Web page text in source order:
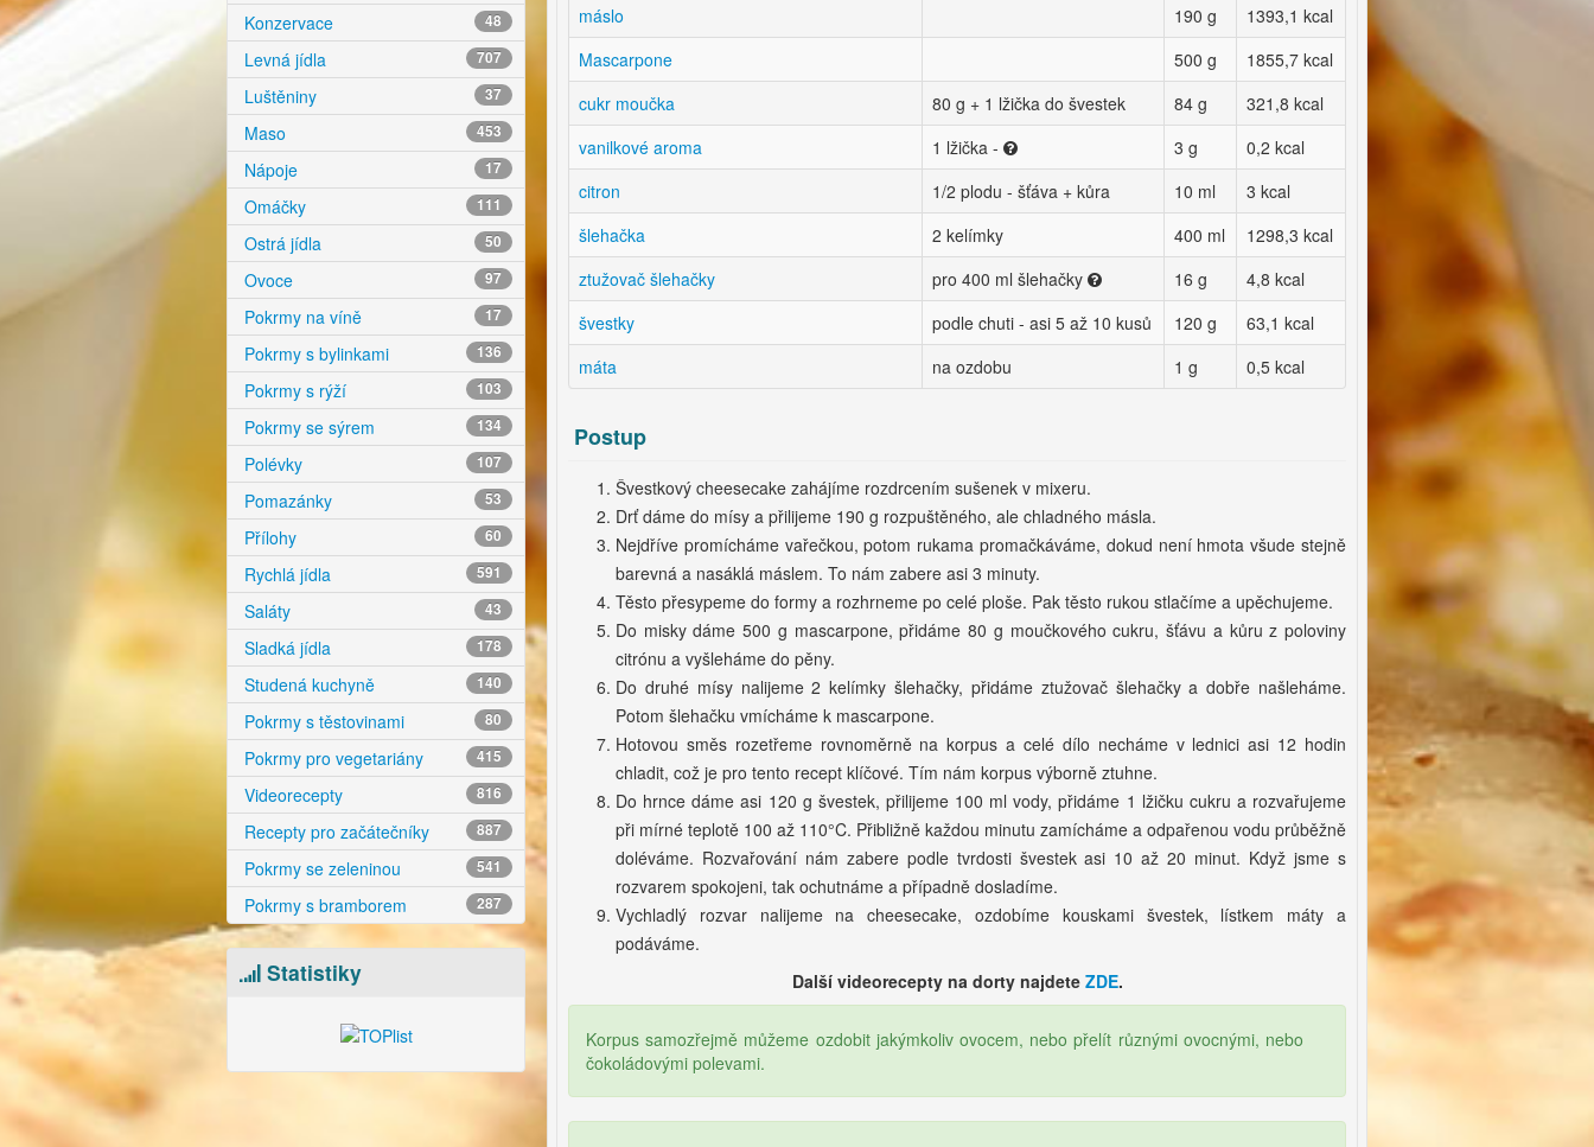
Konzervace 48
Levná jídla 707
Luštěniny 37
Maso 453
Nápoje 17
Omáčky 111
Ostrá jídla 50
Ovoce 97
Pokrmy na víně 17
Pokrmy s bylinkami 136
Pokrmy s rýží 103
Pokrmy se sýrem 134
Polévky 107
Pomazánky 53
Přílohy 60
Rychlá jídla 591
Saláty 43
Sladká jídla 178
Studená kuchyně 140
Pokrmy s těstovinami 80
Pokrmy pro vegetariány 415
Videorecepty 816
Recepty pro začátečníky 887
Pokrmy se zeleninou 541
Pokrmy s bramborem 287
Statistiky
máslo
190 g
1393,1 kcal
Mascarpone
500 g
1855,7 kcal
cukr moučka
80 g + 1 lžička do švestek 84 g
321,8 kcal
vanilkové aroma
1 lžička - 3 g
0,2 kcal
citron
1/2 plodu - šťáva + kůra 10 ml
3 kcal
šlehačka
2 kelímky 400 ml
1298,3 kcal
ztužovač šlehačky
pro 400 ml šlehačky 16 g
4,8 kcal
švestky
podle chuti - asi 5 až 10 kusů 120 g
63,1 kcal
máta
na ozdobu 1 g 0,5 kcal
Postup
Švestkový cheesecake zahájíme rozdrcením sušenek v mixeru.
Drť dáme do mísy a přilijeme 190 g rozpuštěného, ale chladného másla.
Nejdříve promícháme vařečkou, potom rukama promačkáváme, dokud není hmota všude stejně
barevná a nasáklá máslem. To nám zabere asi 3 minuty.
Těsto přesypeme do formy a rozhrneme po celé ploše. Pak těsto rukou stlačíme a upěchujeme.
Do misky dáme 500 g mascarpone, přidáme 80 g moučkového cukru, šťávu a kůru z poloviny
citrónu a vyšleháme do pěny.
Do druhé mísy nalijeme 2 kelímky šlehačky, přidáme ztužovač šlehačky a dobře našleháme.
Potom šlehačku vmícháme k mascarpone.
Hotovou směs rozetřeme rovnoměrně na korpus a celé dílo necháme v lednici asi 12 hodin
chladit, což je pro tento recept klíčové. Tím nám korpus výborně ztuhne.
Do hrnce dáme asi 120 g švestek, přilijeme 100 ml vody, přidáme 1 lžičku cukru a rozvařujeme
při mírné teplotě 100 až 110°C. Přibližně každou minutu zamícháme a odpařenou vodu průběžně
doléváme. Rozvařování nám zabere podle tvrdosti švestek asi 10 až 20 minut. Když jsme s
rozvarem spokojeni, tak ochutnáme a případně dosladíme.
Vychladlý rozvar nalijeme na cheesecake, ozdobíme kouskami švestek, lístkem máty a
podáváme.
Další videorecepty na dorty najdete ZDE.
Korpus samozřejmě můžeme ozdobit jakýmkoliv ovocem, nebo přelít různými ovocnými, nebo
čokoládovými polevami.